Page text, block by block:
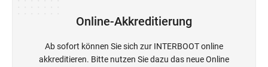
Online-Akkreditierung
Ab sofort können Sie sich zur INTERBOOT online
akkreditieren. Bitte nutzen Sie dazu das neue Online